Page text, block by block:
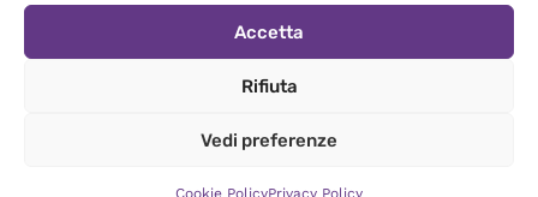
Accetta
Rifiuta
Vedi preferenze
Cookie PolicyPrivacy Policy
Cookie Policy
Associazione ASD StudioDanza di Firenze - P.IVA
© 2024 - All Rights Reserved - Sito realizzato da